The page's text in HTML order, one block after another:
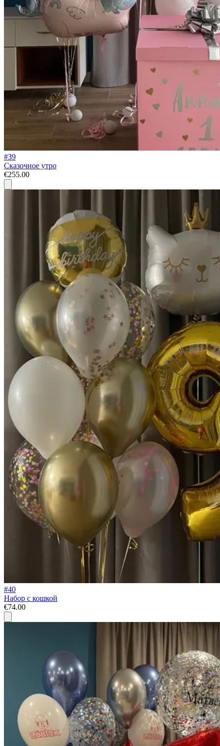
#39
Сказочное утро
€255.00
#40
Набор с кошкой
€74.00